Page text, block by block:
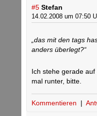
#5 Stefan
14.02.2008 um 07:50
„das mit den tags
anders überlegt?“
Ich stehe gerade
mal runter, bitte.
Kommentieren |